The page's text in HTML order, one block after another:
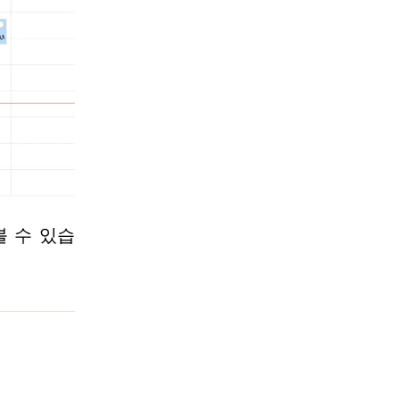
수 있습